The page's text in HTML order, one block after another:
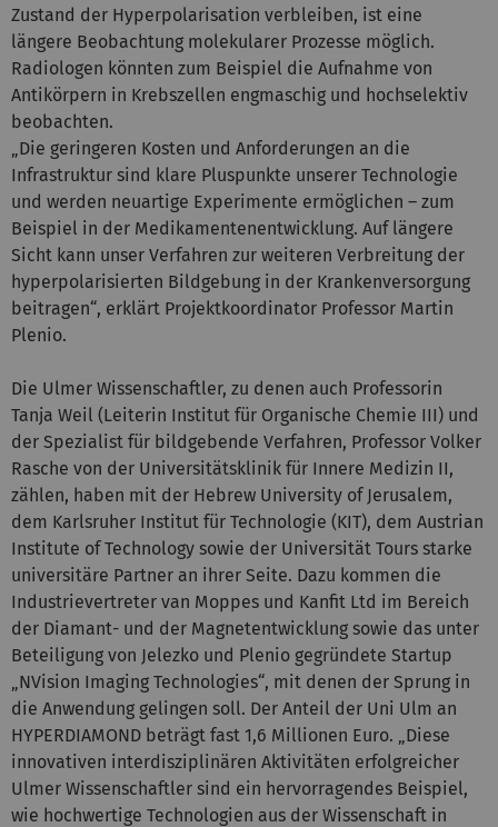
Zustand der Hyperpolarisation verbleiben, ist eine
längere Beobachtung molekularer Prozesse möglich.
Radiologen könnten zum Beispiel die Aufnahme von
Antikörpern in Krebszellen engmaschig und hochselektiv
beobachten.
„Die geringeren Kosten und Anforderungen an die
Infrastruktur sind klare Pluspunkte unserer Technologie
und werden neuartige Experimente ermöglichen – zum
Beispiel in der Medikamentenentwicklung. Auf längere
Sicht kann unser Verfahren zur weiteren Verbreitung der
hyperpolarisierten Bildgebung in der Krankenversorgung
beitragen“, erklärt Projektkoordinator Professor Martin
Plenio.
Die Ulmer Wissenschaftler, zu denen auch Professorin
Tanja Weil (Leiterin Institut für Organische Chemie III) und
der Spezialist für bildgebende Verfahren, Professor Volker
Rasche von der Universitätsklinik für Innere Medizin II,
zählen, haben mit der Hebrew University of Jerusalem,
dem Karlsruher Institut für Technologie (KIT), dem Austrian
Institute of Technology sowie der Universität Tours starke
universitäre Partner an ihrer Seite. Dazu kommen die
Industrievertreter van Moppes und Kanfit Ltd im Bereich
der Diamant- und der Magnetentwicklung sowie das unter
Beteiligung von Jelezko und Plenio gegründete Startup
„NVision Imaging Technologies“, mit denen der Sprung in
die Anwendung gelingen soll. Der Anteil der Uni Ulm an
HYPERDIAMOND beträgt fast 1,6 Millionen Euro. „Diese
innovativen interdisziplinären Aktivitäten erfolgreicher
Ulmer Wissenschaftler sind ein hervorragendes Beispiel,
wie hochwertige Technologien aus der Wissenschaft in